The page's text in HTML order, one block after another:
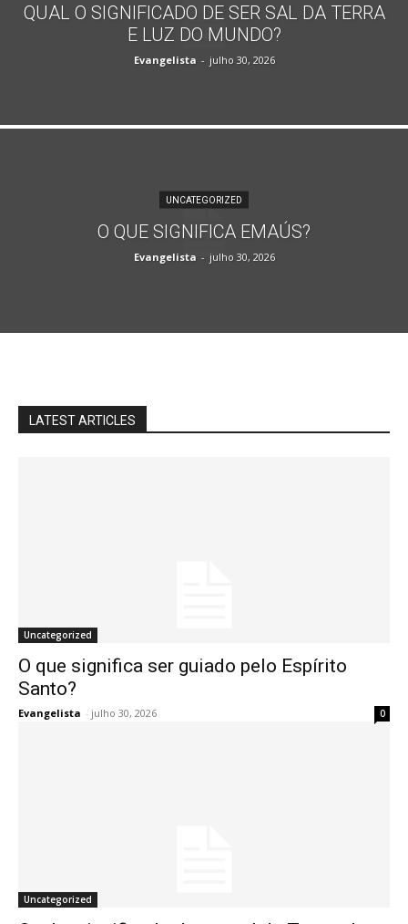
QUAL O SIGNIFICADO DE SER SAL DA TERRA
E LUZ DO MUNDO?
Evangelista - julho 30, 2026
UNCATEGORIZED
O QUE SIGNIFICA EMAÚS?
Evangelista - julho 30, 2026
LATEST ARTICLES
Uncategorized
O que significa ser guiado pelo Espírito
Santo?
Evangelista - julho 30, 2026 0
Uncategorized